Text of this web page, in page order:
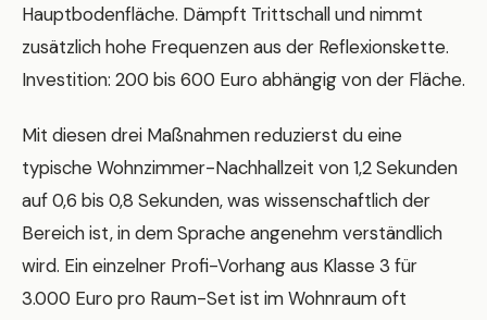
Hauptbodenfläche. Dämpft Trittschall und nimmt
zusätzlich hohe Frequenzen aus der Reflexionskette.
Investition: 200 bis 600 Euro abhängig von der Fläche.
Mit diesen drei Maßnahmen reduzierst du eine
typische Wohnzimmer-Nachhallzeit von 1,2 Sekunden
auf 0,6 bis 0,8 Sekunden, was wissenschaftlich der
Bereich ist, in dem Sprache angenehm verständlich
wird. Ein einzelner Profi-Vorhang aus Klasse 3 für
3.000 Euro pro Raum-Set ist im Wohnraum oft